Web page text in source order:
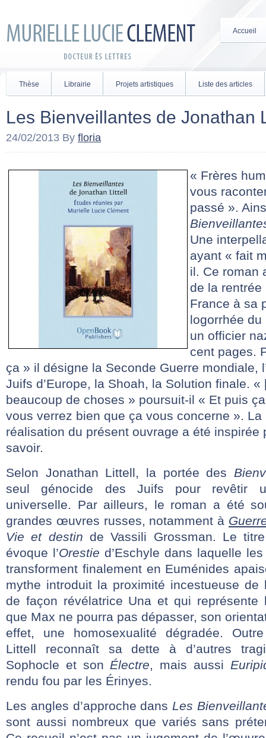
Accueil
Thèse Librairie Projets artistiques Liste des articles
Les Bienveillantes de Jonathan
24/02/2013 By floria
« Frères
vous
passé ».
Une
ayant « fait
il. Ce roman
de la rentrée
France à sa
logorrhée du
un officier
cent pages.
ça » il désigne la Seconde Guerre mondiale,
Juifs d’Europe, la Shoah, la Solution finale.
beaucoup de choses » poursuit-il « Et puis
vous verrez bien que ça vous concerne ».
réalisation du présent ouvrage a été inspirée
savoir.
Selon Jonathan Littell, la portée des
seul génocide des Juifs pour revêtir
universelle. Par ailleurs, le roman a été
grandes œuvres russes, notamment à
Vie et destin de Vassili Grossman. Le
évoque l’Orestie d’Eschyle dans laquelle
transforment finalement en Euménides
mythe introduit la proximité incestueuse
de façon révélatrice Una et qui représente
que Max ne pourra pas dépasser, son
effet, une homosexualité dégradée.
Littell reconnaît sa dette à d’autres
Sophocle et son Électre, mais aussi
rendu fou par les Érinyes.
Les angles d’approche dans Les
sont aussi nombreux que variés sans